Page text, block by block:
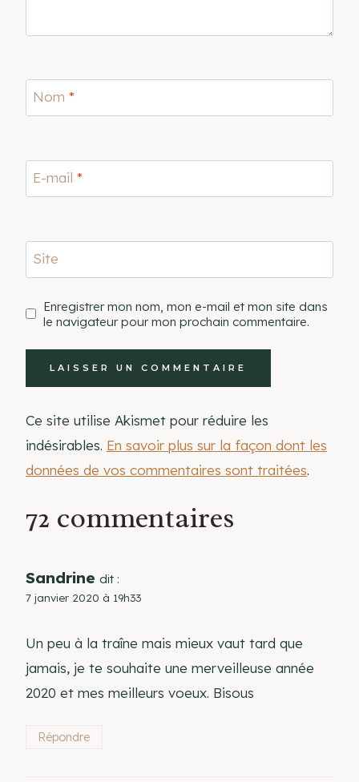
Nom *
E-mail *
Site
Enregistrer mon nom, mon e-mail et mon site dans
le navigateur pour mon prochain commentaire.
Ce site utilise Akismet pour réduire les
indésirables. En savoir plus sur la façon dont les
données de vos commentaires sont traitées.
72 commentaires
Sandrine dit :
7 janvier 2020 à 19h33
Un peu à la traîne mais mieux vaut tard que
jamais, je te souhaite une merveilleuse année
2020 et mes meilleurs voeux. Bisous
Répondre